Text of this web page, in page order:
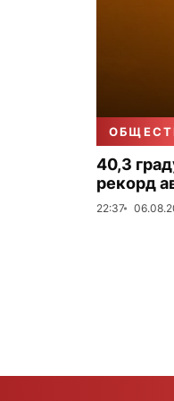
40,3
рекорд
22:37